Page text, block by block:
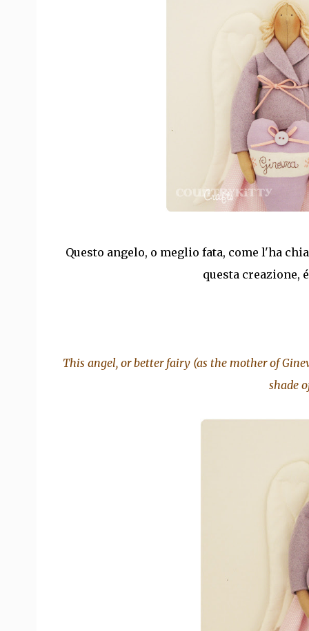
Questo angelo, o meglio fata, come l'ha
questa creazione,
This angel, or better fairy (as the mother of
shade